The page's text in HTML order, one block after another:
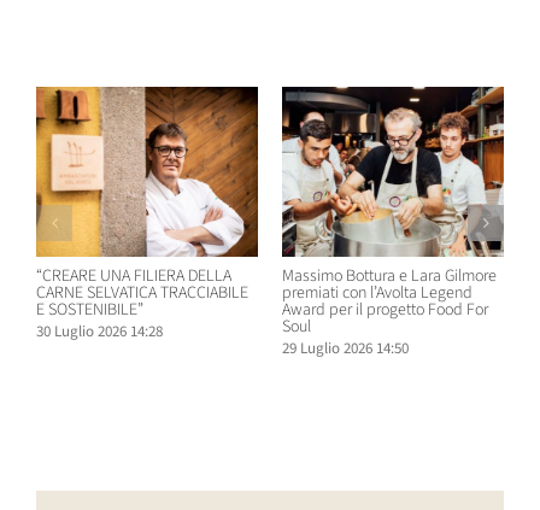
“CREARE UNA FILIERA DELLA
CARNE SELVATICA TRACCIABILE
E SOSTENIBILE”
30 Luglio 2026 14:28
Massimo Bottura e Lara Gilmore
premiati con l’Avolta Legend
Award per il progetto Food For
Soul
29 Luglio 2026 14:50